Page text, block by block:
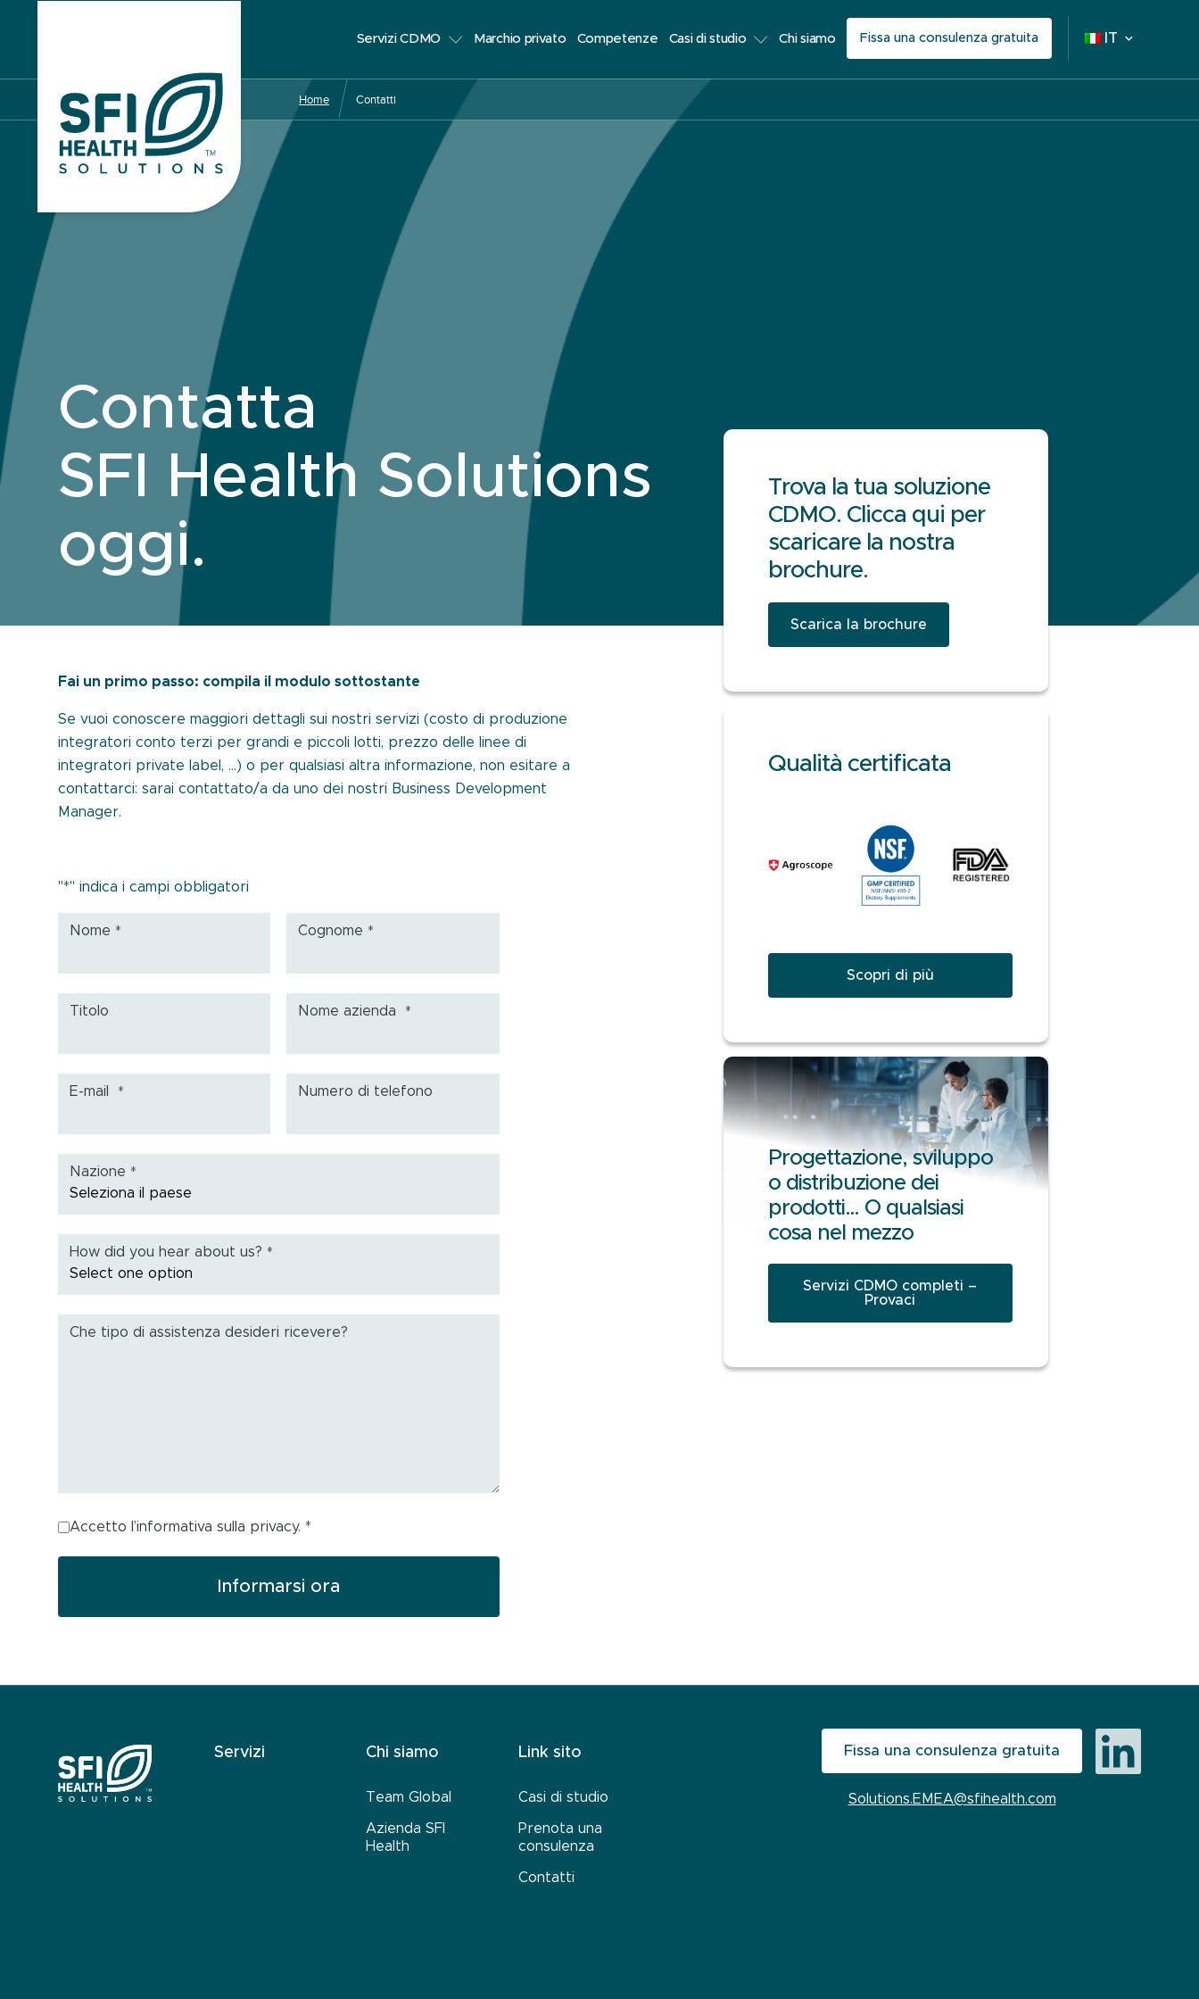
Servizi CDMO Marchio privato Competenze Casi di studio Chi siamo Fissa una consulenza gratuita IT
Home Contatti
Contatta
SFI Health Solutions
oggi.
Fai un primo passo: compila il modulo sottostante
Se vuoi conoscere maggiori dettagli sui nostri servizi (costo di produzione
integratori conto terzi per grandi e piccoli lotti, prezzo delle linee di
integratori private label, …) o per qualsiasi altra informazione, non esitare a
contattarci: sarai contattato/a da uno dei nostri Business Development
Manager.
"*" indica i campi obbligatori
Nome * Cognome *
Titolo Nome azienda *
E-mail * Numero di telefono
Nazione *
How did you hear about us? *
Che tipo di assistenza desideri ricevere?
Accetto l’informativa sulla privacy. *
Trova la tua soluzione
CDMO. Clicca qui per
scaricare la nostra
brochure.
Scarica la brochure
Qualità certificata
Scopri di più
Progettazione, sviluppo
o distribuzione dei
prodotti… O qualsiasi
cosa nel mezzo
Servizi CDMO completi –
Provaci
Fissa una consulenza gratuita
Solutions.EMEA@sfihealth.com
Servizi Chi siamo
Team Global
Azienda SFI
Health
Link sito
Casi di studio
Prenota una
consulenza
Contatti